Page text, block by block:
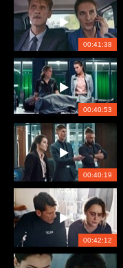
00:41:38
00:40:53
00:40:19
00:42:12